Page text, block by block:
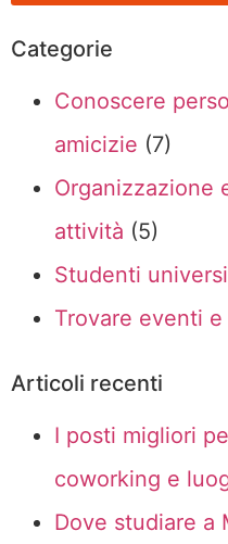
Categorie
Conoscere
amicizie (7)
Organizzazione
attività (5)
Studenti
Trovare eventi
Articoli recenti
I posti migliori
coworking e
Dove studiare a